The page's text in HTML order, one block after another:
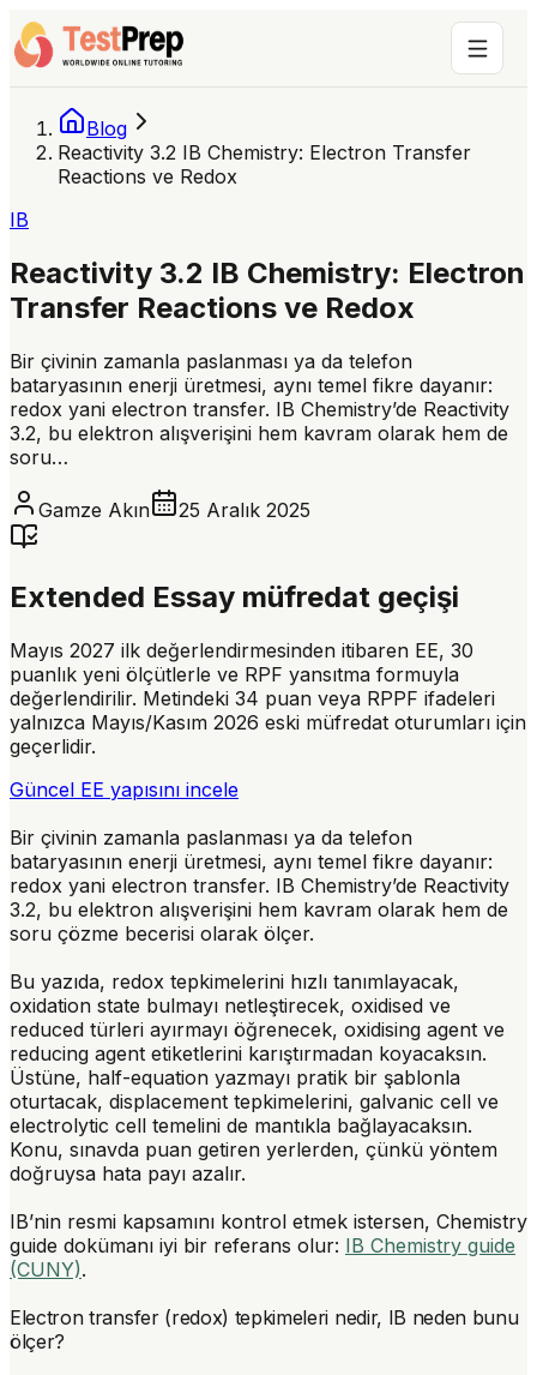
Blog
Reactivity 3.2 IB Chemistry: Electron Transfer
Reactions ve Redox
IB
Reactivity 3.2 IB Chemistry: Electron
Transfer Reactions ve Redox
Bir çivinin zamanla paslanması ya da telefon
bataryasının enerji üretmesi, aynı temel fikre dayanır:
redox yani electron transfer. IB Chemistry’de Reactivity
3.2, bu elektron alışverişini hem kavram olarak hem de
soru…
Gamze Akın 25 Aralık 2025
Extended Essay müfredat geçişi
Mayıs 2027 ilk değerlendirmesinden itibaren EE, 30
puanlık yeni ölçütlerle ve RPF yansıtma formuyla
değerlendirilir. Metindeki 34 puan veya RPPF ifadeleri
yalnızca Mayıs/Kasım 2026 eski müfredat oturumları için
geçerlidir.
Güncel EE yapısını incele
Bir çivinin zamanla paslanması ya da telefon
bataryasının enerji üretmesi, aynı temel fikre dayanır:
redox yani electron transfer. IB Chemistry’de Reactivity
3.2, bu elektron alışverişini hem kavram olarak hem de
soru çözme becerisi olarak ölçer.
Bu yazıda, redox tepkimelerini hızlı tanımlayacak,
oxidation state bulmayı netleştirecek, oxidised ve
reduced türleri ayırmayı öğrenecek, oxidising agent ve
reducing agent etiketlerini karıştırmadan koyacaksın.
Üstüne, half-equation yazmayı pratik bir şablonla
oturtacak, displacement tepkimelerini, galvanic cell ve
electrolytic cell temelini de mantıkla bağlayacaksın.
Konu, sınavda puan getiren yerlerden, çünkü yöntem
doğruysa hata payı azalır.
IB’nin resmi kapsamını kontrol etmek istersen, Chemistry
guide dokümanı iyi bir referans olur: IB Chemistry guide
(CUNY).
Electron transfer (redox) tepkimeleri nedir, IB neden bunu
ölçer?